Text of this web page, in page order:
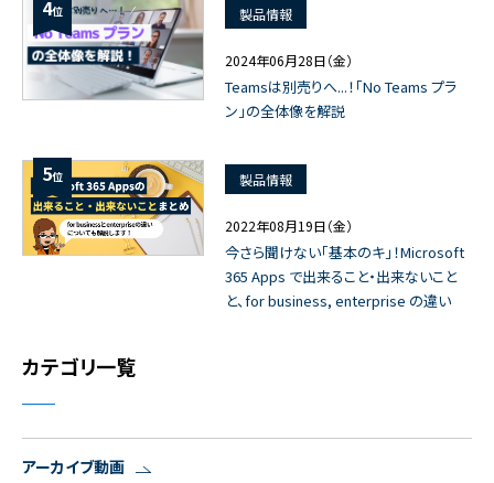
4位 製品情報
2024年06月28日（金）
Teamsは別売りへ...！「No Teams プラ
ン」の全体像を解説
5位 製品情報
2022年08月19日（金）
今さら聞けない「基本のキ」！Microsoft
365 Apps で出来ること・出来ないこと
と、for business, enterprise の違い
カテゴリ一覧
アーカイブ動画